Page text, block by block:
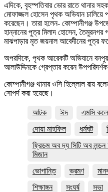
এদিকে, বৃহস্পতিবার ভোর রাতে থানার
মোফাজ্জল হোসেন পৃথক অভিযান চালিয়ে
করেছেন। তারা হলেন- কোম্পানীগঞ্জ
হান্নানের পুত্র মিলাদ হোসেন, তৈমুরনগর
মাঝপাড়ার মৃত জয়নাল আবেদীনের পুত্র
অপরদিকে, পৃথক আরেকটি অভিযানে বনপুর
আলাউদ্দিনকে গ্রেপ্তার করেন
কোম্পানীগঞ্জ থানার ওসি হিল্লোল রায়
সোপর্দ করা হয়েছে।
আটক ঈদ এমসি
দোয়া মাহফিল
ধর্মঘট
ফ্রিডম অব দ্য সিটি অব লন্ডন
মিজান
ভোগান্তি
ভ্রমণ
শিক্ষাঙ্গন
সংঘর্ষ সভা